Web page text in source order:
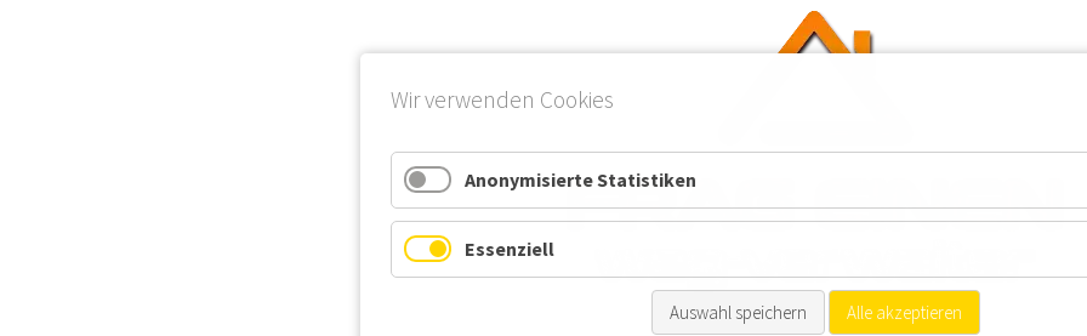
Wir verwenden Cookies
Anonymisierte Statistiken
Essenziell
Auswahl speichern Alle akzeptieren